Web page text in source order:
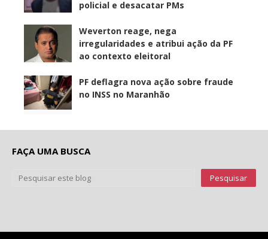
policial e desacatar PMs
Weverton reage, nega
irregularidades e atribui ação da PF
ao contexto eleitoral
PF deflagra nova ação sobre fraude
no INSS no Maranhão
FAÇA UMA BUSCA